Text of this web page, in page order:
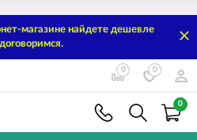
магазине найдете дешевле
0 0
0